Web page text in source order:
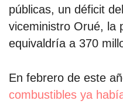
timeline
chequeo
el surti
públicas, un déficit
viceministro Orué, la
equivaldría a 370
En febrero de este
combustibles ya